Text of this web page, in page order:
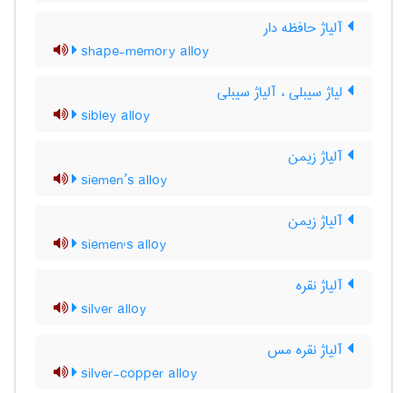
آلیاژ حافظه دار
shape-memory alloy
لیاژ سیبلی ، آلیاژ سیبلی
sibley alloy
آلیاژ زیمن
siemen’s alloy
آلیاژ زیمن
siemen's alloy
آلیاژ نقره
silver alloy
آلیاژ نقره مس
silver-copper alloy